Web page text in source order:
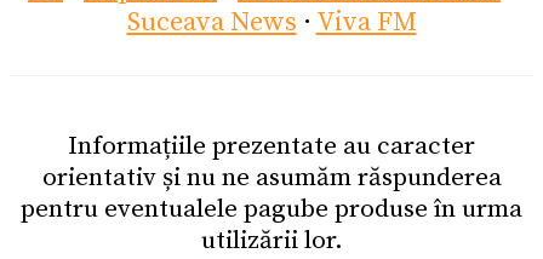
Suceava News · Viva FM
Informațiile prezentate au caracter
orientativ și nu ne asumăm răspunderea
pentru eventualele pagube produse în urma
utilizării lor.